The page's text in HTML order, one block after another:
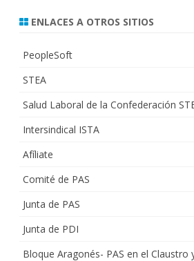
ENLACES A OTROS SITIOS
PeopleSoft
STEA
Salud Laboral de la Confederación
Intersindical ISTA
Afíliate
Comité de PAS
Junta de PAS
Junta de PDI
Bloque Aragonés- PAS en el Claustro